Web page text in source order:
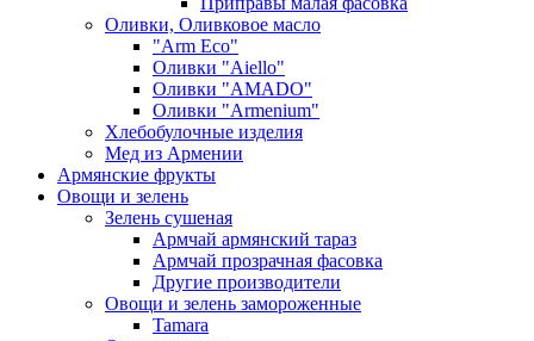
Оливки, Оливковое масло
"Arm Eco"
Оливки "Aiello"
Оливки "AMADO"
Оливки "Armenium"
Хлебобулочные изделия
Мед из Армении
Армянские фрукты
Овощи и зелень
Зелень сушеная
Армчай армянский тараз
Армчай прозрачная фасовка
Другие производители
Овощи и зелень замороженные
Tamara